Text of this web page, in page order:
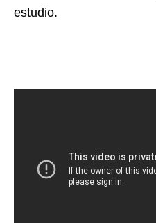
estudio.